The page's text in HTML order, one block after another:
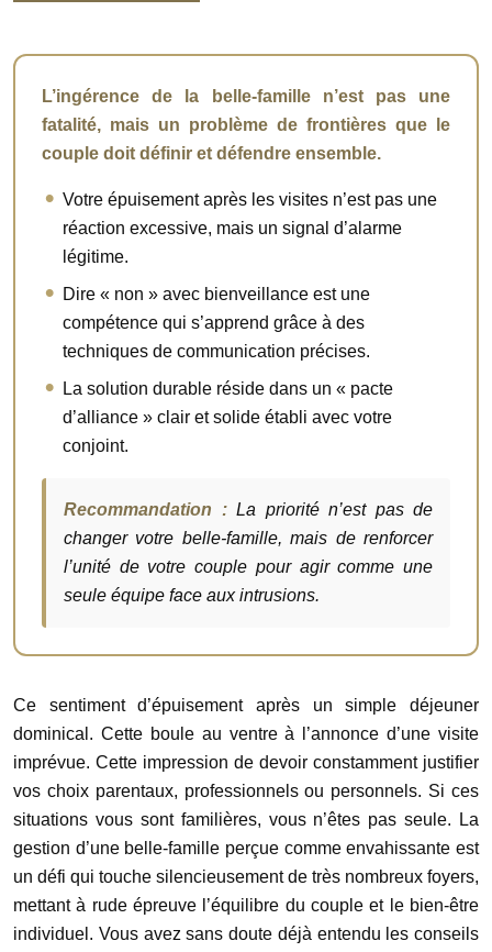
L’ingérence de la belle-famille n’est pas une
fatalité, mais un problème de frontières que le
couple doit définir et défendre ensemble.
Votre épuisement après les visites n’est pas une
réaction excessive, mais un signal d’alarme
légitime.
Dire « non » avec bienveillance est une
compétence qui s’apprend grâce à des
techniques de communication précises.
La solution durable réside dans un « pacte
d’alliance » clair et solide établi avec votre
conjoint.
Recommandation :La priorité n’est pas de
changer votre belle-famille, mais de renforcer
l’unité de votre couple pour agir comme une
seule équipe face aux intrusions.
Ce sentiment d’épuisement après un simple déjeuner
dominical. Cette boule au ventre à l’annonce d’une visite
imprévue. Cette impression de devoir constamment justifier
vos choix parentaux, professionnels ou personnels. Si ces
situations vous sont familières, vous n’êtes pas seule. La
gestion d’une belle-famille perçue comme envahissante est
un défi qui touche silencieusement de très nombreux foyers,
mettant à rude épreuve l’équilibre du couple et le bien-être
individuel. Vous avez sans doute déjà entendu les conseils